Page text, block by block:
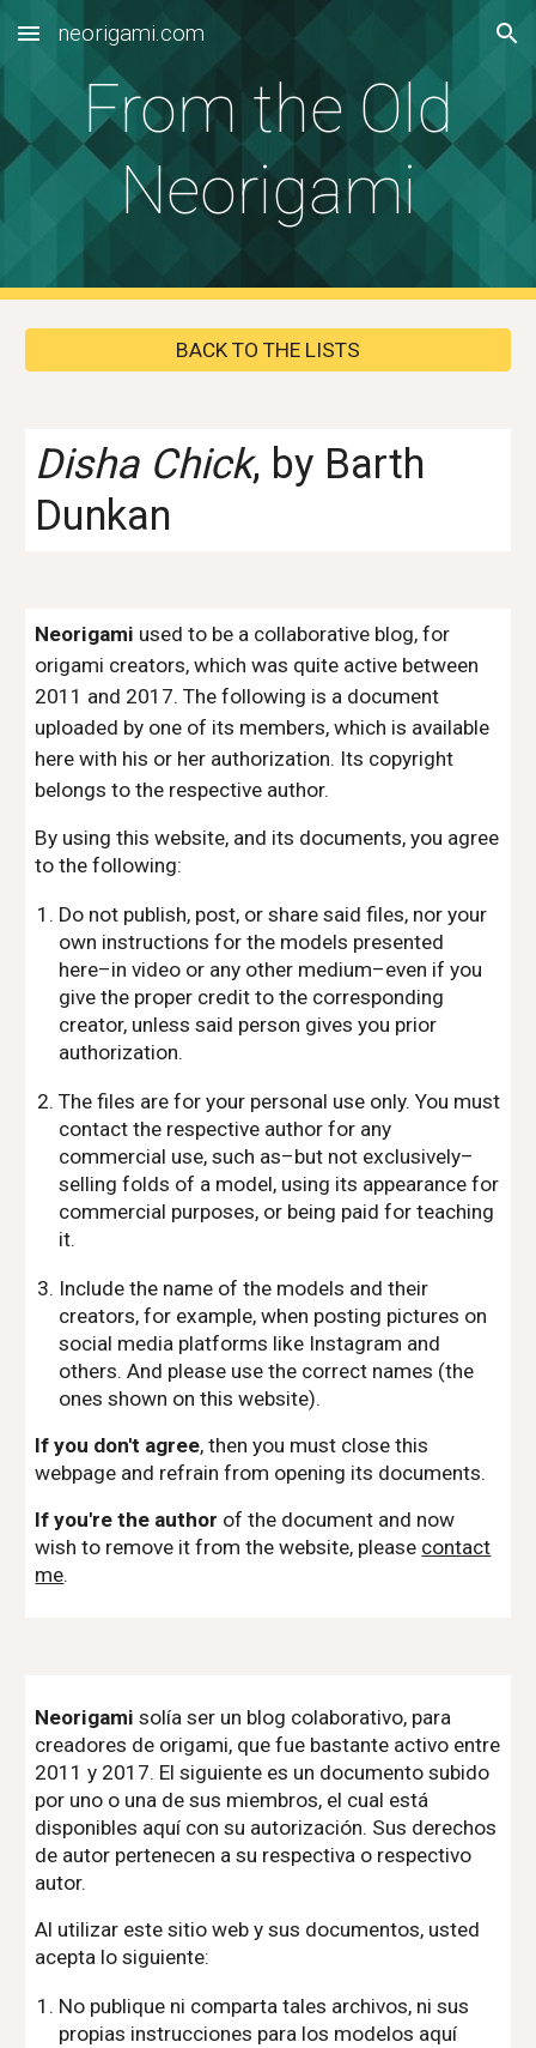
Skip to main content Skip to navigation
neorigami.com
From the Old
Neorigami
BACK TO THE LISTS
Disha Chick, by Barth
Dunkan
Neorigami used to be a collaborative blog, for
origami creators, which was quite active between
2011 and 2017. The following is a document
uploaded by one of its members, which is available
here with his or her authorization. Its copyright
belongs to the respective author.
By using this website, and its documents, you agree
to the following:
Do not publish, post, or share said files, nor your
own instructions for the models presented
here–in video or any other medium–even if you
give the proper credit to the corresponding
creator, unless said person gives you prior
authorization.
The files are for your personal use only. You must
contact the respective author for any
commercial use, such as–but not exclusively–
selling folds of a model, using its appearance for
commercial purposes, or being paid for teaching
it.
Include the name of the models and their
creators, for example, when posting pictures on
social media platforms like Instagram and
others. And please use the correct names (the
ones shown on this website).
If you don't agree, then you must close this
webpage and refrain from opening its documents.
If you're the author of the document and now
wish to remove it from the website, please contact
me.
Neorigami solía ser un blog colaborativo, para
creadores de origami, que fue bastante activo entre
2011 y 2017. El siguiente es un documento subido
por uno o una de sus miembros, el cual está
disponibles aquí con su autorización. Sus derechos
de autor pertenecen a su respectiva o respectivo
autor.
Al utilizar este sitio web y sus documentos, usted
acepta lo siguiente:
No publique ni comparta tales archivos, ni sus
propias instrucciones para los modelos aquí